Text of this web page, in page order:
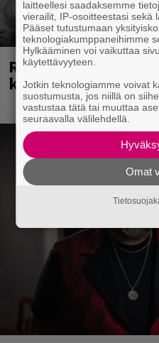
Rushin Neail
kuussa dokumentti
laitteellesi saadaksemme
vierailit, IP-osoitteestasi sekä
Pääset tutustumaan
teknologiakumppaneihimme
Hylkääminen voi vaikuttaa
käytettävyyteen.
Jotkin teknologiamme voivat
suostumusta, jos niillä on
vastustaa tätä tai muuttaa
seuraavalla välilehdellä.
Omat